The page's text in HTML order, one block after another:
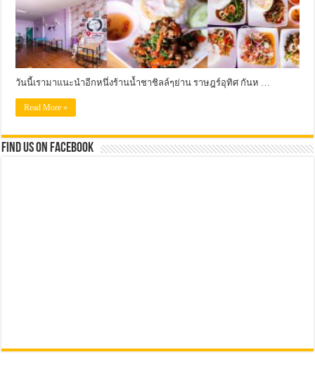
วันนี้เรามาแนะนำอีกหนึ่งร้านน้ำชาชิลล์ๆย่าน ราษฎร์อุทิศ กันห …
Read More »
Find us on Facebook